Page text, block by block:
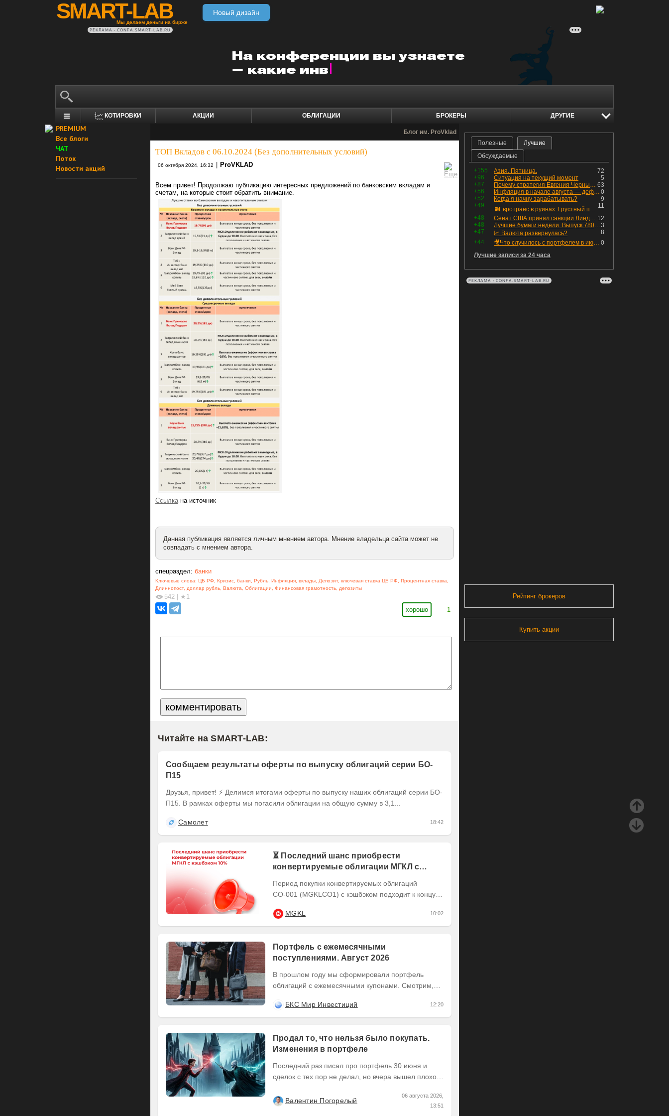
SMART-LAB
Мы делаем деньги на бирже
Новый дизайн
РЕКЛАМА • CONFA.SMART-LAB.RU
КОТИРОВКИ АКЦИИ ОБЛИГАЦИИ БРОКЕРЫ ДРУГИЕ
PREMIUM
Все блоги
ЧАТ
Поток
Новости акций
Блог им. ProVklad
ТОП Вкладов с 06.10.2024 (Без дополнительных условий)⁠⁠
06 октября 2024, 16:32 ProVKLAD
Всем привет! Продолжаю публикацию интересных предложений по банковским вкладам и
счетам, на которые стоит обратить внимание.
Ссылкана источник
Данная публикация является личным мнением автора. Мнение владельца сайта может не
совпадать с мнением автора.
спецраздел: банки
Ключевые слова: ЦБ РФ, Кризис, банки, Рубль, Инфляция, вклады, Депозит, ключевая ставка ЦБ РФ, Процентная ставка,
Длиннопост, доллар рубль, Валюта, Облигации, Финансовая грамотность, депозиты
542
★1
хорошо
1
Читайте на SMART-LAB:
Сообщаем результаты оферты по выпуску облигаций серии БО-
П15
Друзья, привет! ⚡️ Делимся итогами оферты по выпуску наших облигаций серии БО-
П15. В рамках оферты мы погасили облигации на общую сумму в 3,1...
Самолет 18:42
⏳ Последний шанс приобрести
конвертируемые облигации МГКЛ с
Период покупки конвертируемых облигаций
СО-001 (MGKLCO1) с кэшбэком подходит к концу.
квалифицированным...
MGKL 10:02
Портфель с ежемесячными
поступлениями. Август 2026
В прошлом году мы сформировали портфель
облигаций с ежемесячными купонами. Смотрим,
актуализируем состав...
БКС Мир Инвестиций 12:20
Продал то, что нельзя было покупать.
Изменения в портфеле
Последний раз писал про портфель 30 июня и
сделок с тех пор не делал, но вчера вышел плохой
Валентин Погорелый
06 августа 2026,
13:51
Полезные
Лучшие
Обсуждаемые
+155 72
Азия. Пятница.
+96
5
Ситуация на текущий момент
+87
63
Почему стратегия Евгения Черных приведет вас к убыткам в 2026 году
+56
0
Инфляция в начале августа — дефляция из-за топлива и плодоовощной корзины, но услуги продолжают дорожать, а рубль начал ослабевать.
+52
9
Когда я начну зарабатывать?
+49
11
⛽️Евротранс в руинах. Грустный пост😶😞 Что изменилось в облигациях?
+48
12
Сенат США принял санкции Линдси Грэма против России
+48
3
Лучшие бумаги недели. Выпуск 780 – обновления для пятницы
+47
8
📈 Валюта развернулась?
+44
0
🎥Что случилось с портфелем в июле - честный разбор / Инвестировать Просто
Лучшие записи за 24 часа
РЕКЛАМА • CONFA.SMART-LAB.RU
Рейтинг брокеров
Купить акции